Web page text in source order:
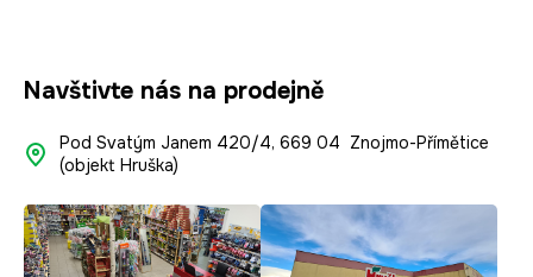
Navštivte nás na prodejně
Pod Svatým Janem 420/4, 669 04 Znojmo-Přímětice
(objekt Hruška)